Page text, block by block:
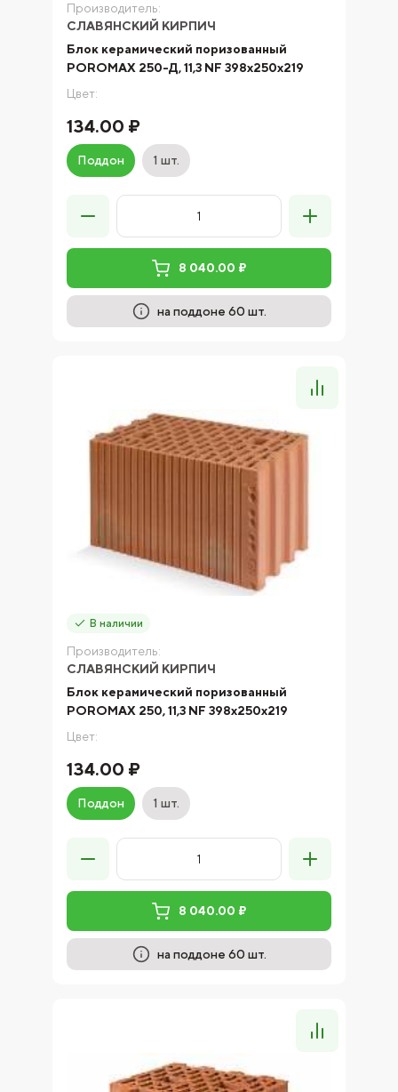
Производитель:
СЛАВЯНСКИЙ КИРПИЧ
Блок керамический поризованный
POROMAX 250-Д, 11,3 NF 398х250х219
Цвет:
134.00 ₽
Поддон 1 шт.
8 040.00 ₽
на поддоне 60 шт.
В наличии
Производитель:
СЛАВЯНСКИЙ КИРПИЧ
Блок керамический поризованный
POROMAX 250, 11,3 NF 398х250х219
Цвет:
134.00 ₽
Поддон 1 шт.
8 040.00 ₽
на поддоне 60 шт.